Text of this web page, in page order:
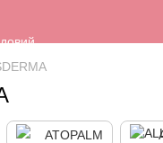
ATOPALM